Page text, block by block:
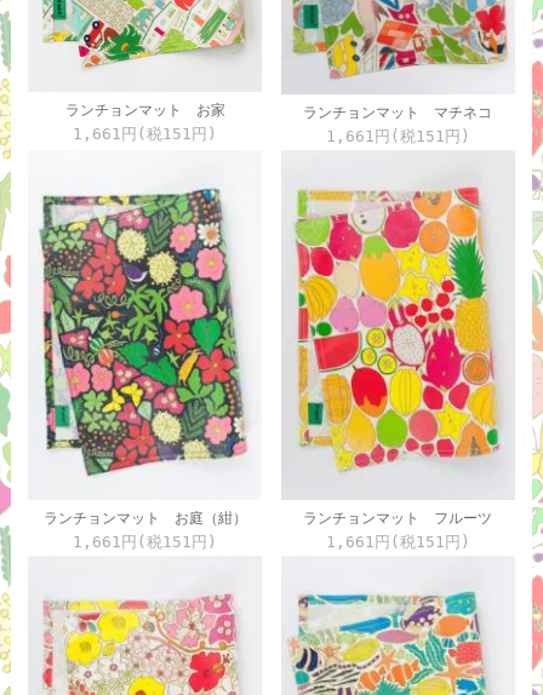
ランチョンマット お家
1,661円(税151円)
ランチョンマット マチネコ
1,661円(税151円)
ランチョンマット お庭（紺）
1,661円(税151円)
ランチョンマット フルーツ
1,661円(税151円)